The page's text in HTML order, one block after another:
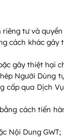
riêng tư và
cách khác
gây thiệt hại
Người Dùng
qua Dịch
cách tiến
Nội Dung GWT;